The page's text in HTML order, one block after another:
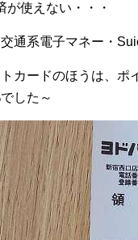
が使えない・・・
通系電子マネー・
カードのほうは、ポ
した～